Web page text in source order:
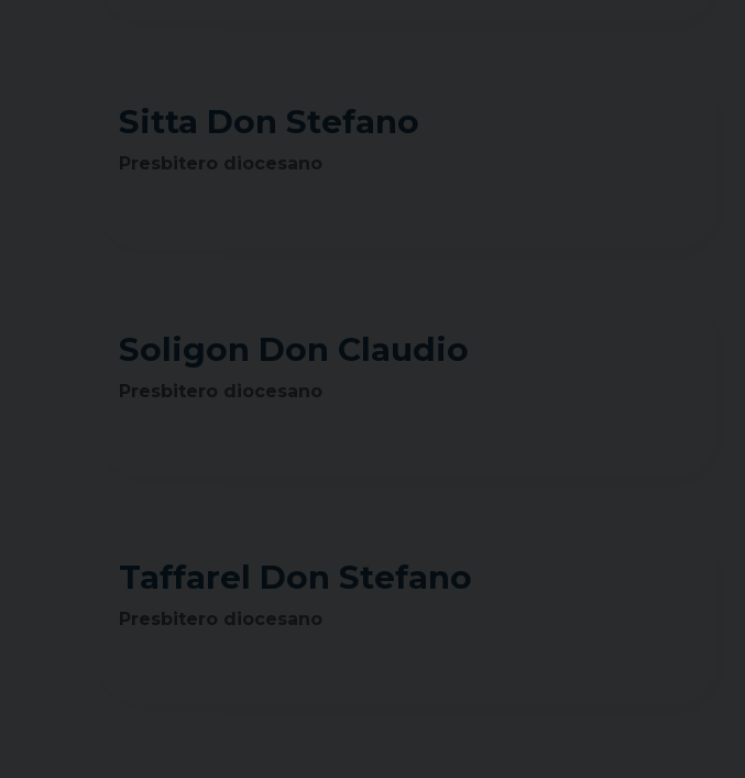
Sitta Don Stefano
Presbitero diocesano
Soligon Don Claudio
Presbitero diocesano
Taffarel Don Stefano
Presbitero diocesano